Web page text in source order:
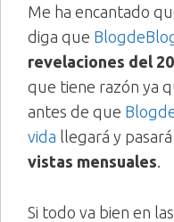
Me ha encantado
diga que
revelaciones del
que tiene razón ya
antes de que
vida llegará y
vistas mensuales
Si todo va bien en